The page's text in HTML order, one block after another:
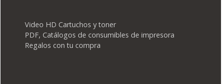
Video HD Cartuchos y toner
PDF, Catálogos de consumibles de impresora
Regalos con tu compra